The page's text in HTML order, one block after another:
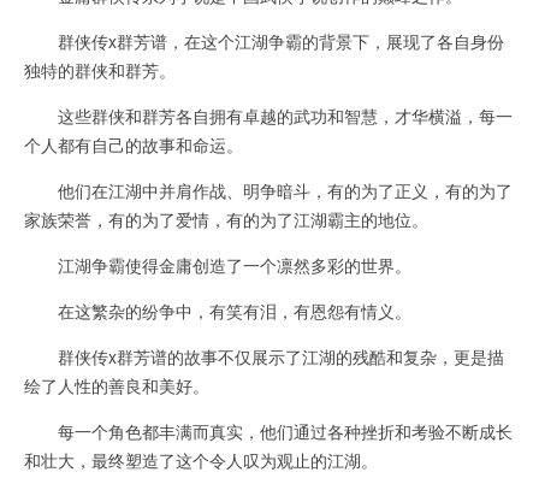
群侠传x群芳谱，在这个江湖争霸的背景下，展现了各自身份
独特的群侠和群芳。
这些群侠和群芳各自拥有卓越的武功和智慧，才华横溢，每一
个人都有自己的故事和命运。
他们在江湖中并肩作战、明争暗斗，有的为了正义，有的为了
家族荣誉，有的为了爱情，有的为了江湖霸主的地位。
江湖争霸使得金庸创造了一个凛然多彩的世界。
在这繁杂的纷争中，有笑有泪，有恩怨有情义。
群侠传x群芳谱的故事不仅展示了江湖的残酷和复杂，更是描
绘了人性的善良和美好。
每一个角色都丰满而真实，他们通过各种挫折和考验不断成长
和壮大，最终塑造了这个令人叹为观止的江湖。